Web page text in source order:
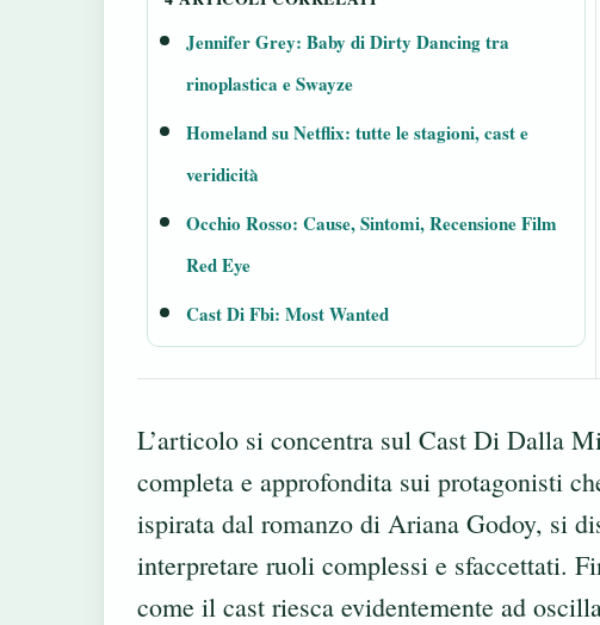
Jennifer Grey: Baby di Dirty Dancing tra
rinoplastica e Swayze
Homeland su Netflix: tutte le stagioni, cast e
veridicità
Occhio Rosso: Cause, Sintomi, Recensione Film
Red Eye
Cast Di Fbi: Most Wanted
L’articolo si concentra sul Cast Di Dalla
completa e approfondita sui protagonisti
ispirata dal romanzo di Ariana Godoy, si
interpretare ruoli complessi e sfaccettati.
come il cast riesca evidentemente ad